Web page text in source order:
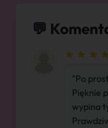
💬
"Po
Pięknie
wypina